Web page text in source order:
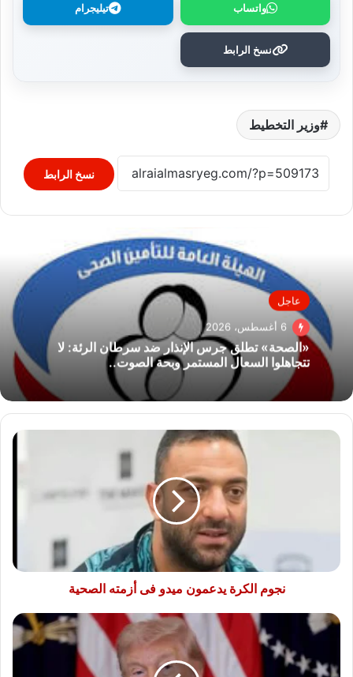
واتساب تيليجرام
نسخ الرابط
وزير التخطيط
نسخ الرابط
عاجل
6 أغسطس، 2026
«الصحة» تطلق جرس الإنذار ضد سرطان الرئة: لا
تتجاهلوا السعال المستمر وبحة الصوت..
نجوم
نجوم الكرة يدعمون ميدو فى أزمته الصحية
قدمتم
الدعم
ترامب